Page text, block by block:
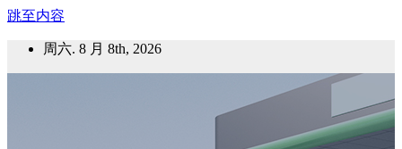
跳至内容
周六. 8 月 8th, 2026